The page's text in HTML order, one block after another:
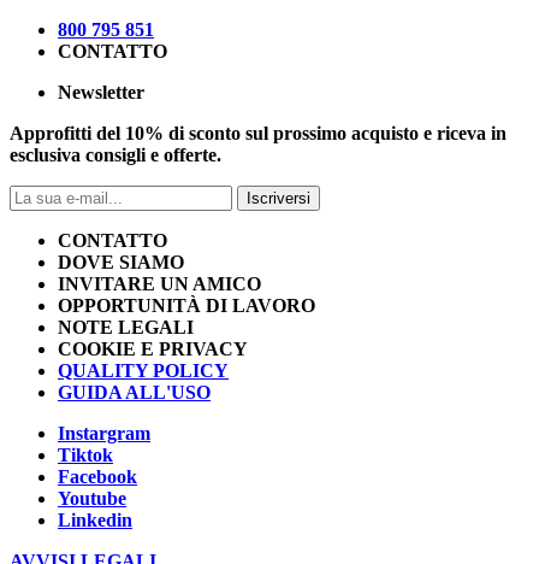
800 795 851
CONTATTO
Newsletter
Approfitti del 10% di sconto sul prossimo acquisto e riceva in
esclusiva consigli e offerte.
Iscriversi
CONTATTO
DOVE SIAMO
INVITARE UN AMICO
OPPORTUNITÀ DI LAVORO
NOTE LEGALI
COOKIE E PRIVACY
QUALITY POLICY
GUIDA ALL'USO
Instargram
Tiktok
Facebook
Youtube
Linkedin